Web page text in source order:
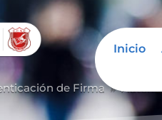
Inicio
de Firma 9